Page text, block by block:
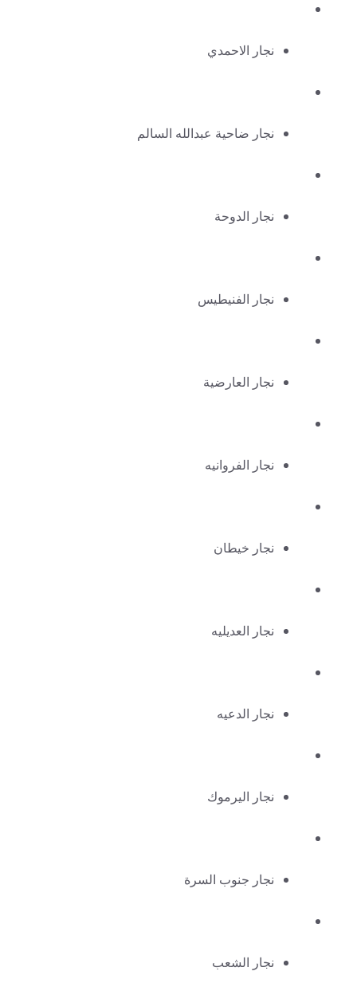
نجار الاحمدي
نجار ضاحية عبدالله السالم
نجار الدوحة
نجار الفنيطيس
نجار العارضية
نجار الفروانيه
نجار خيطان
نجار العديليه
نجار الدعيه
نجار اليرموك
نجار جنوب السرة
نجار الشعب